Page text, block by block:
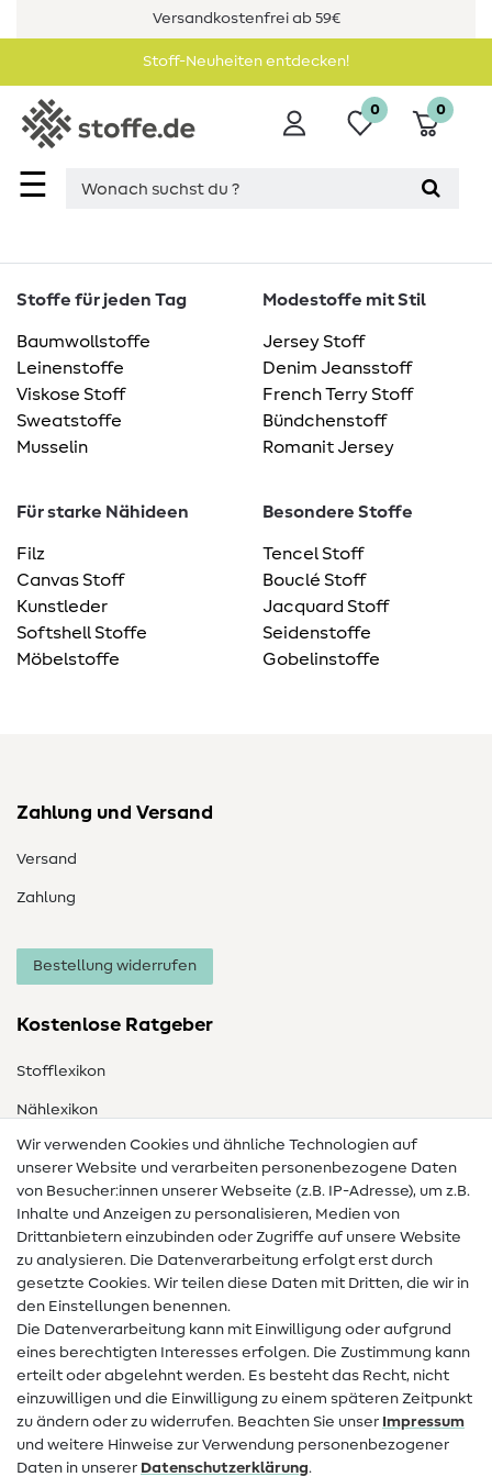
Versandkostenfrei ab 59€
Stoff-Neuheiten entdecken!
☰
0 0
Stoffe für jeden Tag
Baumwollstoffe
Leinenstoffe
Viskose Stoff
Sweatstoffe
Musselin
Modestoffe mit Stil
Jersey Stoff
Denim Jeansstoff
French Terry Stoff
Bündchenstoff
Romanit Jersey
Für starke Nähideen
Filz
Canvas Stoff
Kunstleder
Softshell Stoffe
Möbelstoffe
Besondere Stoffe
Tencel Stoff
Bouclé Stoff
Jacquard Stoff
Seidenstoffe
Gobelinstoffe
Zahlung und Versand
Versand
Zahlung
Bestellung widerrufen
Kostenlose Ratgeber
Stofflexikon
Nählexikon
Nähanleitungen
Hilfe & Kontakt
Kontakt
Infos zum Betreiberwechsel
Widerrufsrecht
Beliebt
Stoffe
Wir verwenden Cookies und ähnliche Technologien auf
unserer Website und verarbeiten personenbezogene Daten
von Besucher:innen unserer Webseite (z.B. IP-Adresse), um z.B.
Inhalte und Anzeigen zu personalisieren, Medien von
Drittanbietern einzubinden oder Zugriffe auf unsere Website
zu analysieren. Die Datenverarbeitung erfolgt erst durch
gesetzte Cookies. Wir teilen diese Daten mit Dritten, die wir in
den Einstellungen benennen.
Die Datenverarbeitung kann mit Einwilligung oder aufgrund
eines berechtigten Interesses erfolgen. Die Zustimmung kann
erteilt oder abgelehnt werden. Es besteht das Recht, nicht
einzuwilligen und die Einwilligung zu einem späteren Zeitpunkt
zu ändern oder zu widerrufen. Beachten Sie unser Impressum
und weitere Hinweise zur Verwendung personenbezogener
Daten in unserer Daten­schutz­erklärung.